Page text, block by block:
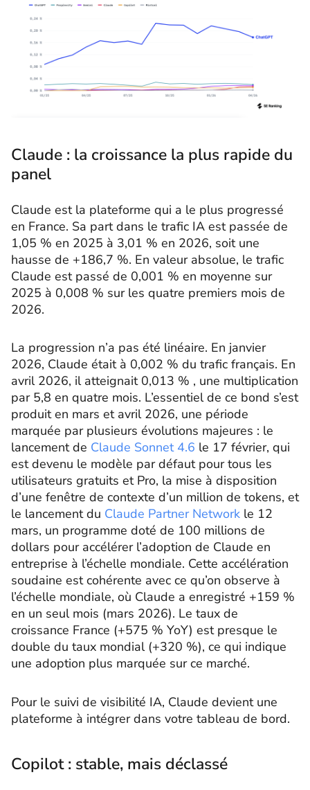
Claude : la croissance la plus rapide du
panel
Claude est la plateforme qui a le plus progressé
en France. Sa part dans le trafic IA est passée de
1,05 % en 2025 à 3,01 % en 2026, soit une
hausse de +186,7 %. En valeur absolue, le trafic
Claude est passé de 0,001 % en moyenne sur
2025 à 0,008 % sur les quatre premiers mois de
2026.
La progression n’a pas été linéaire. En janvier
2026, Claude était à 0,002 % du trafic français. En
avril 2026, il atteignait 0,013 % , une multiplication
par 5,8 en quatre mois. L’essentiel de ce bond s’est
produit en mars et avril 2026, une période
marquée par plusieurs évolutions majeures : le
lancement de Claude Sonnet 4.6 le 17 février, qui
est devenu le modèle par défaut pour tous les
utilisateurs gratuits et Pro, la mise à disposition
d’une fenêtre de contexte d’un million de tokens, et
le lancement du Claude Partner Network le 12
mars, un programme doté de 100 millions de
dollars pour accélérer l’adoption de Claude en
entreprise à l’échelle mondiale. Cette accélération
soudaine est cohérente avec ce qu’on observe à
l’échelle mondiale, où Claude a enregistré +159 %
en un seul mois (mars 2026). Le taux de
croissance France (+575 % YoY) est presque le
double du taux mondial (+320 %), ce qui indique
une adoption plus marquée sur ce marché.
Pour le suivi de visibilité IA, Claude devient une
plateforme à intégrer dans votre tableau de bord.
Copilot : stable, mais déclassé